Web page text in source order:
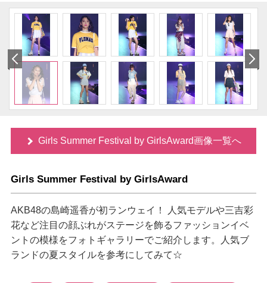
Girls Summer Festival by GirlsAward画像一覧へ
Girls Summer Festival by GirlsAward
AKB48の島崎遥香が初ランウェイ！ 人気モデルや三吉彩
花など注目の顔ぶれがステージを飾るファッションイベ
ントの模様をフォトギャラリーでご紹介します。人気ブ
ランドの夏スタイルを参考にしてみて☆